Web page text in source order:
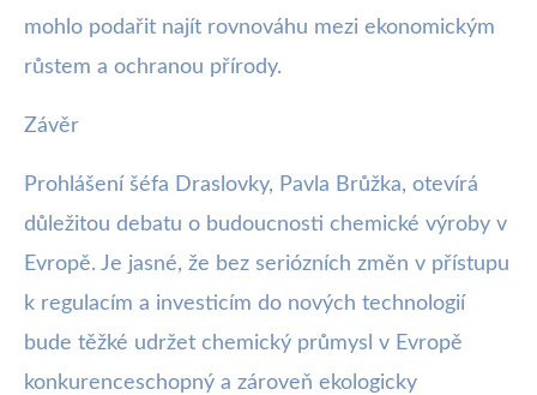
mohlo podařit najít rovnováhu mezi ekonomickým
růstem a ochranou přírody.
Závěr
Prohlášení šéfa Draslovky, Pavla Brůžka, otevírá
důležitou debatu o budoucnosti chemické výroby v
Evropě. Je jasné, že bez seriózních změn v přístupu
k regulacím a investicím do nových technologií
bude těžké udržet chemický průmysl v Evropě
konkurenceschopný a zároveň ekologicky